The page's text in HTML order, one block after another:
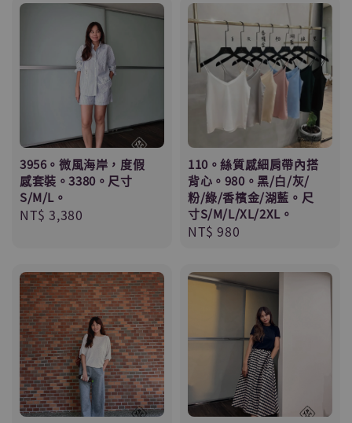
3956。微風海岸，度假
感套裝。3380。尺寸
S/M/L。
Regular
NT$ 3,380
110。絲質感細肩帶內搭
背心。980。黑/白/灰/
粉/綠/香檳金/湖藍。尺
寸S/M/L/XL/2XL。
Regular
NT$ 980